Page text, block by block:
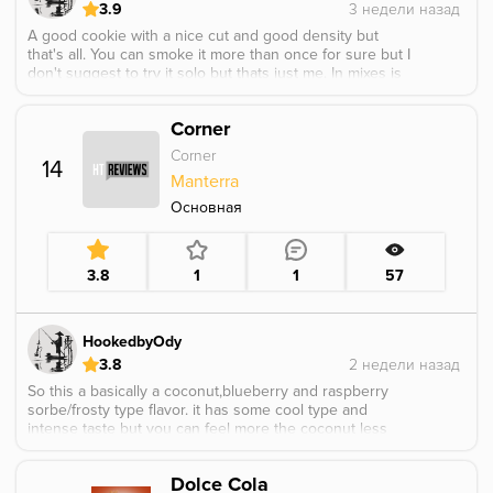
3.9
A good cookie with a nice cut and good density but
that's all. You can smoke it more than once for sure but I
don't suggest to try it solo but thats just me. In mixes is
14
Corner
Corner
Manterra
Основная
3.8 1 1 57
HookedbyOdy
3.8
So this a basically a coconut,blueberry and raspberry
sorbe/frosty type flavor. it has some cool type and
intense taste but you can feel more the coconut less
special. This is also from the champions league suitcase
Dolce Cola